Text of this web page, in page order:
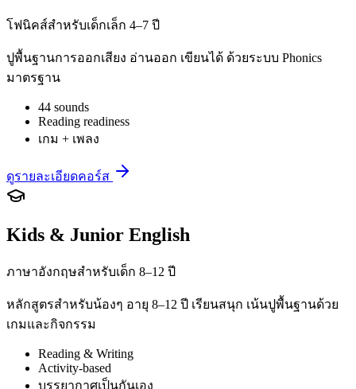
โฟนิคส์สำหรับเด็กเล็ก 4–7 ปี
ปูพื้นฐานการออกเสียง อ่านออก เขียนได้ ด้วยระบบ Phonics
มาตรฐาน
44 sounds
Reading readiness
เกม + เพลง
ดูรายละเอียดคอร์ส
Kids & Junior English
ภาษาอังกฤษสำหรับเด็ก 8–12 ปี
หลักสูตรสำหรับน้องๆ อายุ 8–12 ปี เรียนสนุก เน้นปูพื้นฐานด้วย
เกมและกิจกรรม
Reading & Writing
Activity-based
บรรยากาศเป็นกันเอง